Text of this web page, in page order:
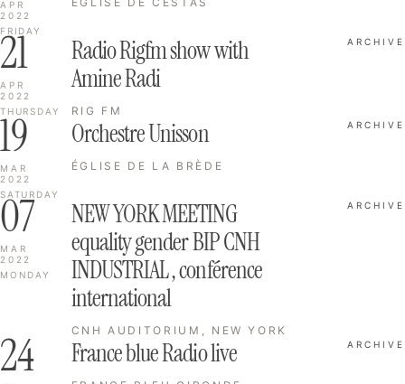
APR
2022
FRIDAY
21
APR
2022
THURSDAY
Radio Rigfm show with
Amine Radi
RIG FM
ARCHIVE
19
MAR
2022
SATURDAY
Orchestre Unisson
ÉGLISE DE LA BRÈDE
ARCHIVE
07
MAR
2022
MONDAY
NEW YORK MEETING
equality gender BIP CNH
INDUSTRIAL , conférence
international
CNH AUDITORIUM, NEW YORK
ARCHIVE
24 France blue Radio live ARCHIVE